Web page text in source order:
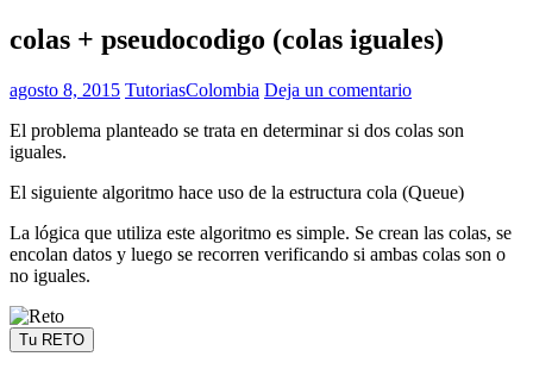
colas + pseudocodigo (colas iguales)
agosto 8, 2015 TutoriasColombia Deja un comentario
El problema planteado se trata en determinar si dos colas son
iguales.
El siguiente algoritmo hace uso de la estructura cola (Queue)
La lógica que utiliza este algoritmo es simple. Se crean las colas, se
encolan datos y luego se recorren verificando si ambas colas son o
no iguales.
Tu RETO